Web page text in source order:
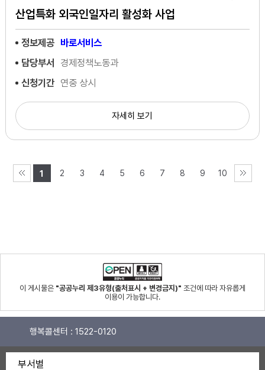
산업특화 외국인일자리 활성화 사업
정보제공 바로서비스
담당부서
경제정책노동과
신청기간 연중 상시
자세히 보기
1 2 3 4 5 6 7 8 9 10
이 게시물은 "공공누리 제3유형(출처표시 + 변경금지)" 조건에 따라 자유롭게
이용이 가능합니다.
행복콜센터 : 1522-0120
부서별